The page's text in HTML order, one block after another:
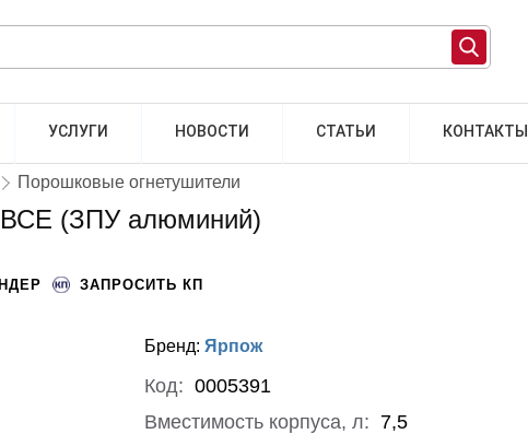
УСЛУГИ НОВОСТИ СТАТЬИ КОНТАКТЫ
Порошковые огнетушители
ВСЕ (ЗПУ алюминий)
ЗАПРОСИТЬ КП
Бренд: Ярпож
Код: 0005391
Вместимость корпуса, л: 7,5